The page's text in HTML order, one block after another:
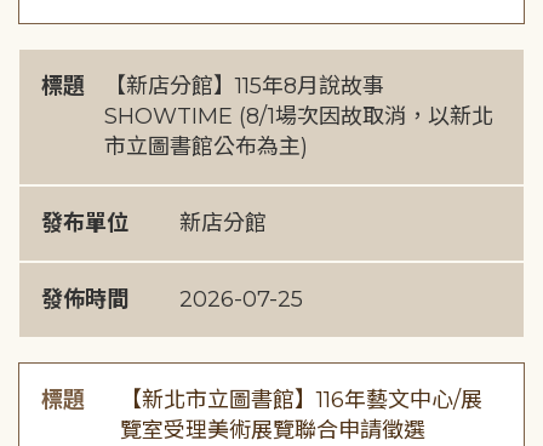
標題
【新店分館】115年8月說故事
SHOWTIME (8/1場次因故取消，以新北
市立圖書館公布為主)
發布單位 新店分館
發佈時間 2026-07-25
標題
【新北市立圖書館】116年藝文中心/展
覽室受理美術展覽聯合申請徵選